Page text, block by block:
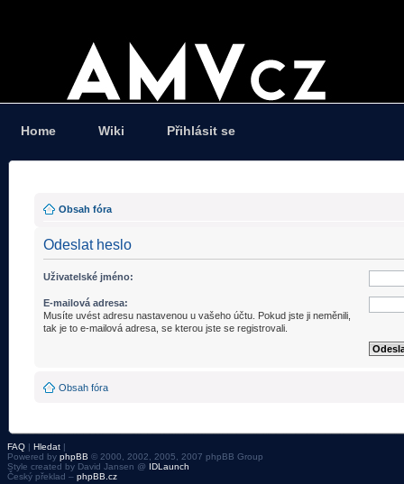
Home Wiki Přihlásit se
Obsah fóra
Odeslat heslo
Uživatelské jméno:
E-mailová adresa:
Musíte uvést adresu nastavenou u vašeho účtu. Pokud jste ji neměnili,
tak je to e-mailová adresa, se kterou jste se registrovali.
Obsah fóra
FAQ | Hledat |
Powered by phpBB © 2000, 2002, 2005, 2007 phpBB Group
Style created by David Jansen @ IDLaunch
Český překlad – phpBB.cz